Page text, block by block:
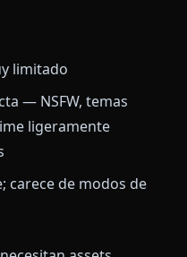
limitado
— NSFW, temas
ligeramente
carece de modos de